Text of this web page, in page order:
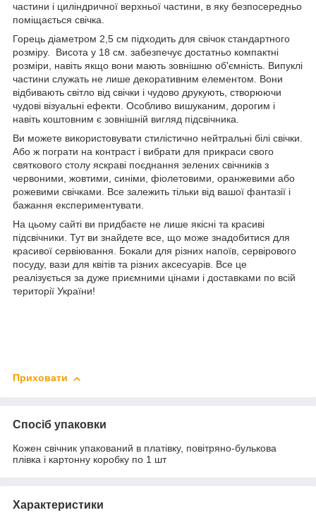
частини і циліндричної верхньої частини, в яку безпосередньо
поміщається свічка.
Горець діаметром 2,5 см підходить для свічок стандартного
розміру. Висота у 18 см. забезпечує достатньо компактні
розміри, навіть якщо вони мають зовнішню об'ємність. Випуклі
частини служать не лише декоративним елементом. Вони
відбивають світло від свічки і чудово друкують, створюючи
чудові візуальні ефекти. Особливо вишуканим, дорогим і
навіть коштовним є зовнішній вигляд підсвічника.
Ви можете використовувати стилістично нейтральні білі свічки.
Або ж пограти на контраст і вибрати для прикраси свого
святкового столу яскраві поєднання зелених свічників з
червоними, жовтими, синіми, фіолетовими, оранжевими або
рожевими свічками. Все залежить тільки від вашої фантазії і
бажання експериментувати.
На цьому сайті ви придбаєте не лише якісні та красиві
підсвічники. Тут ви знайдете все, що може знадобитися для
красивої сервіювання. Бокали для різних напоїв, сервірового
посуду, вази для квітів та різних аксесуарів. Все це
реалізується за дуже приємними цінами і доставками по всій
території України!
Приховати
Спосіб упаковки
Кожен свічник упакований в платівку, повітряно-булькова
плівка і картонну коробку по 1 шт
Характеристики